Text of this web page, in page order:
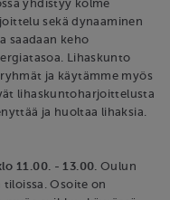
yhdistyy kolme
sekä dynaaminen
saadaan keho
Lihaskunto
ja käytämme myös
lihaskuntoharjoittelusta
ja huoltaa lihaksia.
11.00. - 13.00. Oulun
tiloissa. Osoite on